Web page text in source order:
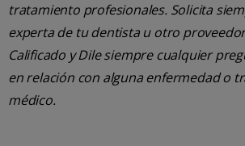
tratamiento profesionales. Solicita
experta de tu dentista u otro
Calificado y Dile siempre cualquier
en relación con alguna enfermedad o
médico.